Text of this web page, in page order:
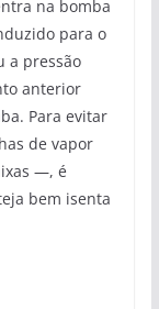
na bomba
para o
a pressão
anterior
Para evitar
de vapor
—, é
bem isenta